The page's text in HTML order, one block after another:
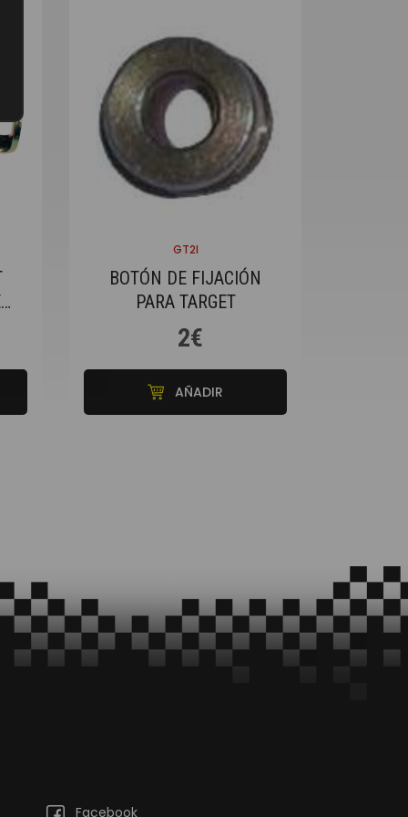
GT2I
BOTÓN DE FIJACIÓN
PARA TARGET
2€
AÑADIR
Facebook